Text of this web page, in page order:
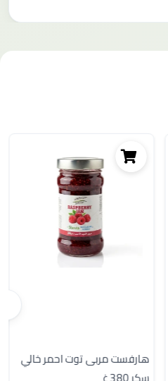
هارفست مربى توت احمر خالي